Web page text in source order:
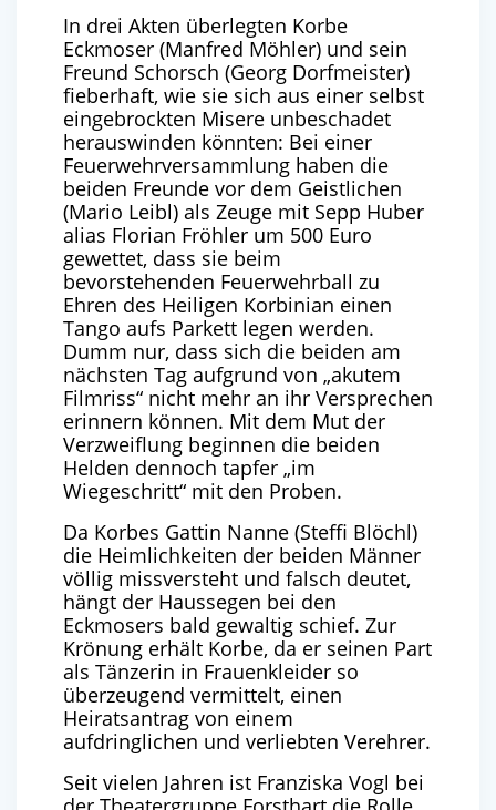
In drei Akten überlegten Korbe
Eckmoser (Manfred Möhler) und sein
Freund Schorsch (Georg Dorfmeister)
fieberhaft, wie sie sich aus einer selbst
eingebrockten Misere unbeschadet
herauswinden könnten: Bei einer
Feuerwehrversammlung haben die
beiden Freunde vor dem Geistlichen
(Mario Leibl) als Zeuge mit Sepp Huber
alias Florian Fröhler um 500 Euro
gewettet, dass sie beim
bevorstehenden Feuerwehrball zu
Ehren des Heiligen Korbinian einen
Tango aufs Parkett legen werden.
Dumm nur, dass sich die beiden am
nächsten Tag aufgrund von „akutem
Filmriss“ nicht mehr an ihr Versprechen
erinnern können. Mit dem Mut der
Verzweiflung beginnen die beiden
Helden dennoch tapfer „im
Wiegeschritt“ mit den Proben.
Da Korbes Gattin Nanne (Steffi Blöchl)
die Heimlichkeiten der beiden Männer
völlig missversteht und falsch deutet,
hängt der Haussegen bei den
Eckmosers bald gewaltig schief. Zur
Krönung erhält Korbe, da er seinen Part
als Tänzerin in Frauenkleider so
überzeugend vermittelt, einen
Heiratsantrag von einem
aufdringlichen und verliebten Verehrer.
Seit vielen Jahren ist Franziska Vogl bei